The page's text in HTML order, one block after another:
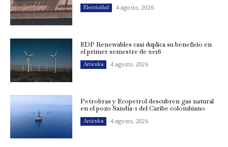
Electricidad 4 agosto, 2026
EDP Renewables casi duplica su beneficio en
el primer semestre de 2026
Artículos 4 agosto, 2026
Petrobras y Ecopetrol descubren gas natural
en el pozo Sandía-1 del Caribe colombiano
Artículos 4 agosto, 2026